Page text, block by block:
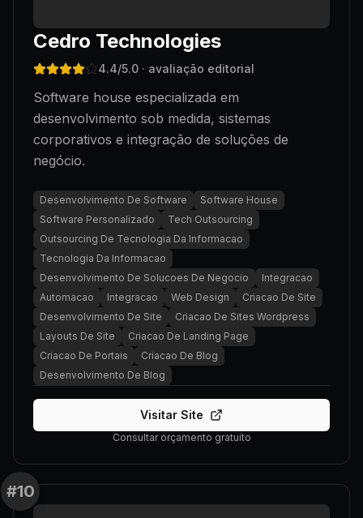
Cedro Technologies
4.4/5.0 · avaliação editorial
Software house especializada em
desenvolvimento sob medida, sistemas
corporativos e integração de soluções de
negócio.
Desenvolvimento De Software
Software House
Software Personalizado
Tech Outsourcing
Outsourcing De Tecnologia Da Informacao
Tecnologia Da Informacao
Desenvolvimento De Solucoes De Negocio
Integracao
Automacao
Integracao Web Design
Criacao De Site
Desenvolvimento De Site
Criacao De Sites Wordpress
Layouts De Site
Criacao De Landing Page
Criacao De Portais
Criacao De Blog
Desenvolvimento De Blog
Visitar Site
Consultar orçamento gratuito
#10